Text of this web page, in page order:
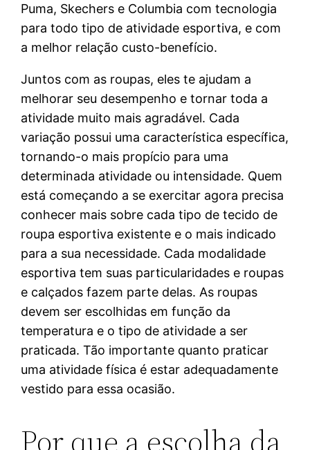
Puma, Skechers e Columbia com tecnologia
para todo tipo de atividade esportiva, e com
a melhor relação custo-benefício.
Juntos com as roupas, eles te ajudam a
melhorar seu desempenho e tornar toda a
atividade muito mais agradável. Cada
variação possui uma característica específica,
tornando-o mais propício para uma
determinada atividade ou intensidade. Quem
está começando a se exercitar agora precisa
conhecer mais sobre cada tipo de tecido de
roupa esportiva existente e o mais indicado
para a sua necessidade. Cada modalidade
esportiva tem suas particularidades e roupas
e calçados fazem parte delas. As roupas
devem ser escolhidas em função da
temperatura e o tipo de atividade a ser
praticada. Tão importante quanto praticar
uma atividade física é estar adequadamente
vestido para essa ocasião.
​Por que a escolha da